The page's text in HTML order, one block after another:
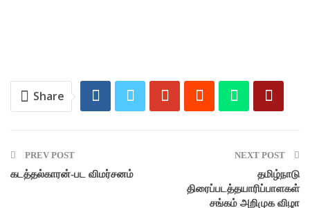
Share
PREV POST
கடத்தல்காரன்-பட விமர்சனம்
NEXT POST
தமிழ்நாடு
திரைப்படத்தயாரிப்பாளகள்
சங்கம் அறிமுக விழா